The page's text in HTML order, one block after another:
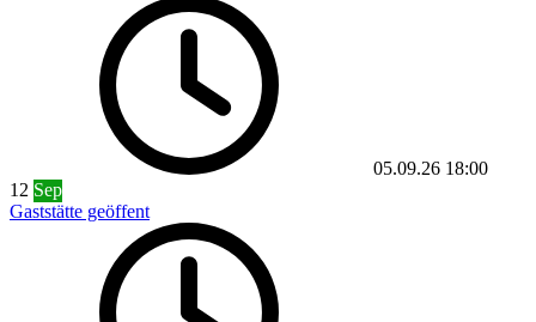
05.09.26 18:00
12 Sep
Gaststätte geöffent